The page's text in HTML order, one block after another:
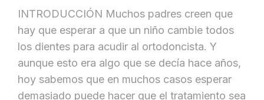
INTRODUCCIÓN Muchos padres creen que
hay que esperar a que un niño cambie todos
los dientes para acudir al ortodoncista. Y
aunque esto era algo que se decía hace años,
hoy sabemos que en muchos casos esperar
demasiado puede hacer que el tratamiento sea